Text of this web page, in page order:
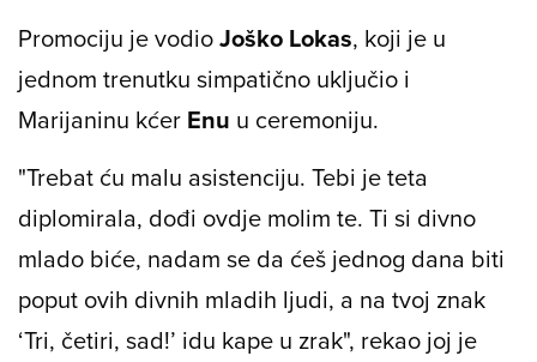
Promociju je vodioJoško Lokas, koji je u
jednom trenutku simpatično uključio i
Marijaninu kćer Enu u ceremoniju.
"Trebat ću malu asistenciju. Tebi je teta
diplomirala, dođi ovdje molim te. Ti si divno
mlado biće, nadam se da ćeš jednog dana biti
poput ovih divnih mladih ljudi, a na tvoj znak
‘Tri, četiri, sad!’ idu kape u zrak", rekao joj je